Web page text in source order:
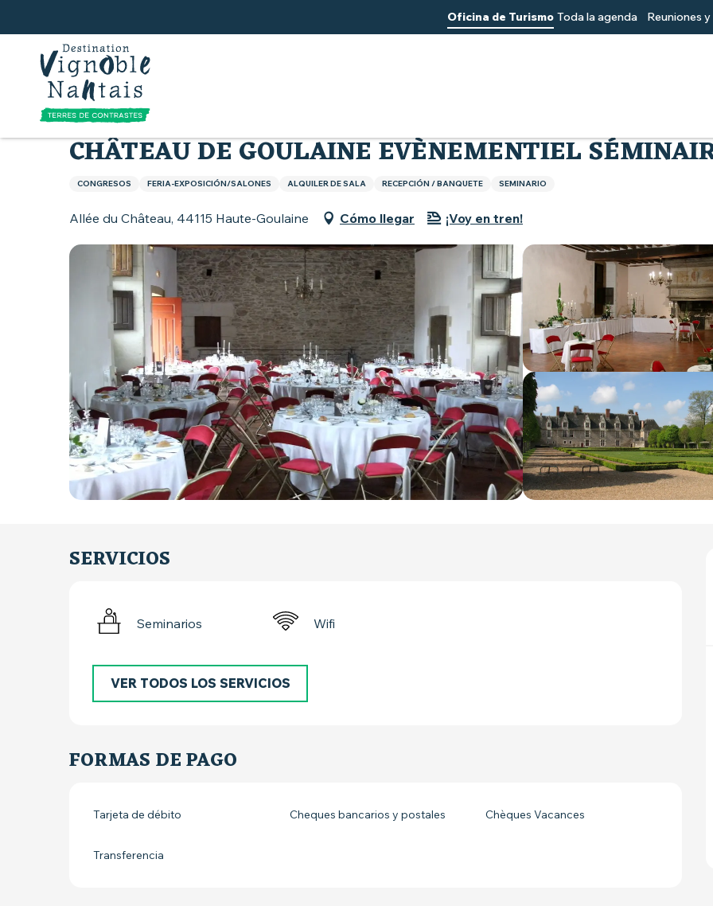
principal
Oficina de Turismo Toda la agenda Reuniones
Inicio
CHÂTEAU DE GOULAINE EVÈNEMENTIEL
CONGRESOS FERIA-EXPOSICIÓN/SALONES ALQUILER DE SALA RECEPCIÓN / BANQUETE SEMINARIO
Allée du Château, 44115 Haute-Goulaine Cómo llegar ¡Voy en tren!
SERVICIOS
Seminarios Wifi
VER TODOS LOS SERVICIOS
FORMAS DE PAGO
Tarjeta de débito Cheques bancarios y postales Chèques Vacances
Transferencia